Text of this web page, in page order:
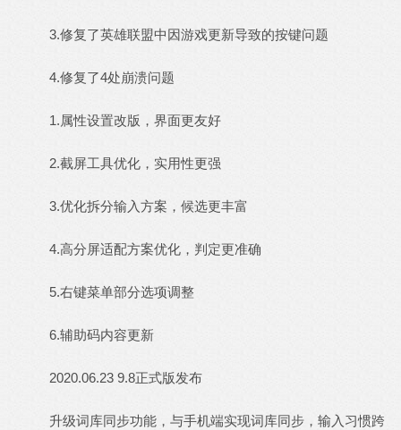
3.修复了英雄联盟中因游戏更新导致的按键问题
4.修复了4处崩溃问题
1.属性设置改版，界面更友好
2.截屏工具优化，实用性更强
3.优化拆分输入方案，候选更丰富
4.高分屏适配方案优化，判定更准确
5.右键菜单部分选项调整
6.辅助码内容更新
2020.06.23 9.8正式版发布
升级词库同步功能，与手机端实现词库同步，输入习惯跨